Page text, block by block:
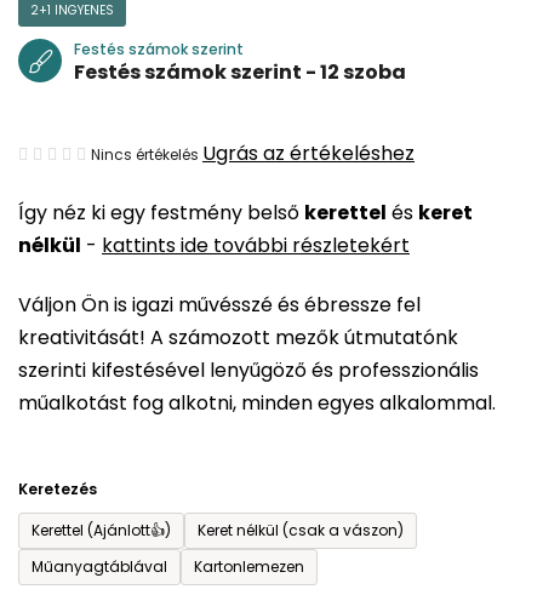
Így néz ki egy festmény belső kerettel és keret
nélkül - kattints ide további részletekért
Váljon Ön is igazi művésszé és ébressze fel
kreativitását! A számozott mezők útmutatónk
szerinti kifestésével lenyűgöző és professzionális
műalkotást fog alkotni, minden egyes alkalommal.
Keretezés
Kerettel (Ajánlott👍)
Keret nélkül (csak a vászon)
Műanyagtáblával
Kartonlemezen
2+1 INGYENES
Festés számok szerint
Festés számok szerint - 12 szoba
A
átlagos
értékelése
ből
0,0
csillag.
Nincs értékelés Ugrás az értékeléshez